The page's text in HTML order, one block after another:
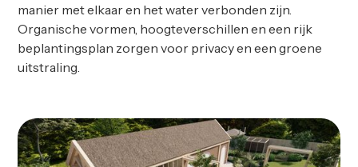
manier met elkaar en het water verbonden zijn.
Organische vormen, hoogteverschillen en een rijk
beplantingsplan zorgen voor privacy en een groene
uitstraling.